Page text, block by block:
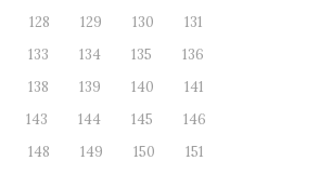
128 129 130
131
133 134 135
136
138 139 140
141
143 144 145
146
148 149 150
151